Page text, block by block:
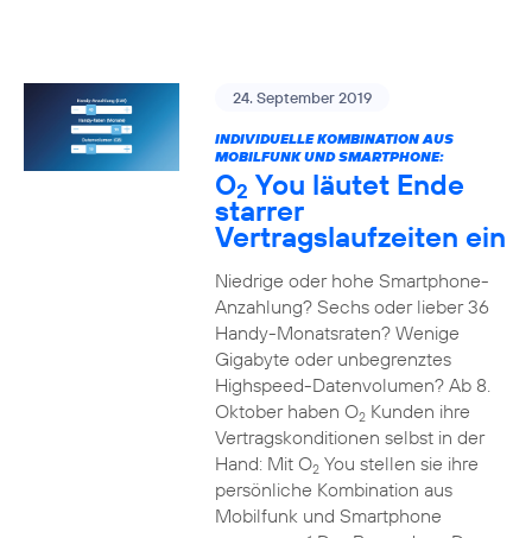
24. September 2019
INDIVIDUELLE KOMBINATION AUS
MOBILFUNK UND SMARTPHONE:
O2 You läutet Ende
starrer
Vertragslaufzeiten ein
Niedrige oder hohe Smartphone-
Anzahlung? Sechs oder lieber 36
Handy-Monatsraten? Wenige
Gigabyte oder unbegrenztes
Highspeed-Datenvolumen? Ab 8.
Oktober haben O2Kunden ihre
Vertragskonditionen selbst in der
Hand: Mit O2You stellen sie ihre
persönliche Kombination aus
Mobilfunk und Smartphone